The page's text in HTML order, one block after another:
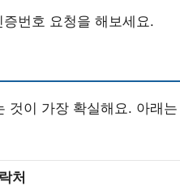
번호 요청을 해보세요.
것이 가장 확실해요. 아래는
처